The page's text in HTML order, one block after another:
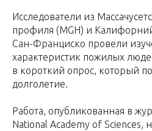
Исследователи из
профиля (MGH) и
Сан-Франциско провели
характеристик пожилых
в короткий опрос, который
долголетие.
Работа, опубликованная в
National Academy of Sciences,